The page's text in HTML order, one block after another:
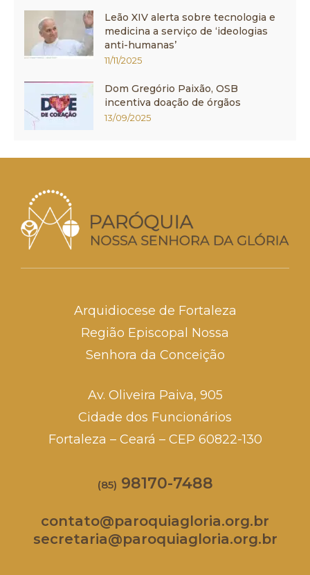
Leão XIV alerta sobre tecnologia e
medicina a serviço de ‘ideologias
anti-humanas’
11/11/2025
Dom Gregório Paixão, OSB
incentiva doação de órgãos
13/09/2025
Arquidiocese de Fortaleza
Região Episcopal Nossa
Senhora da Conceição
Av. Oliveira Paiva, 905
Cidade dos Funcionários
Fortaleza – Ceará – CEP 60822-130
(85) 98170-7488
contato@paroquiagloria.org.br
secretaria@paroquiagloria.org.br